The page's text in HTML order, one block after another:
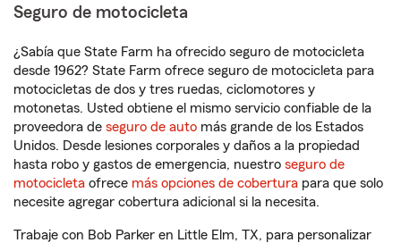
Seguro de motocicleta
¿Sabía que State Farm ha ofrecido seguro de motocicleta
desde 1962? State Farm ofrece seguro de motocicleta para
motocicletas de dos y tres ruedas, ciclomotores y
motonetas. Usted obtiene el mismo servicio confiable de la
proveedora de seguro de auto más grande de los Estados
Unidos. Desde lesiones corporales y daños a la propiedad
hasta robo y gastos de emergencia, nuestro seguro de
motocicleta ofrece más opciones de cobertura para que solo
necesite agregar cobertura adicional si la necesita.
Trabaje con Bob Parker en Little Elm, TX, para personalizar